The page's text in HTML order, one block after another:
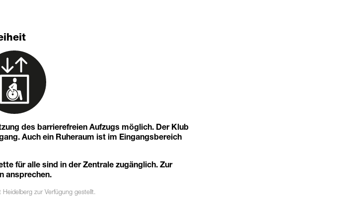
des barrierefreien Aufzugs möglich. Der Klub
Auch ein Ruheraum ist im Eingangsbereich
für alle sind in der Zentrale zugänglich. Zur
ansprechen.
zur Verfügung gestellt.